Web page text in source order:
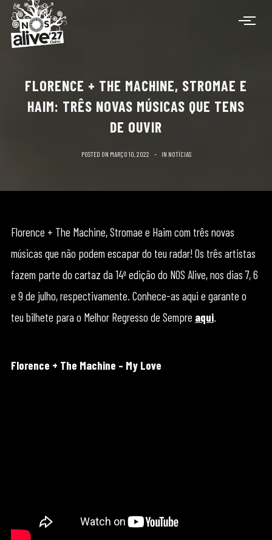
FLORENCE + THE MACHINE, STROMAE E
HAIM: TRÊS NOVAS MÚSICAS QUE TENS
DE OUVIR
POSTED ON MARÇO 10, 2022 IN NOTÍCIAS
Florence + The Machine, Stromae e Haim com três novas
músicas que não podem escapar do teu radar! Os três artistas
fazem parte do cartaz da 14ª edição do NOS Alive, nos dias 7, 6
e 9 de julho, respectivamente. Conhece-as aqui e garante o
teu bilhete para o Melhor Regresso de Sempre aqui.
Florence + The Machine – My Love